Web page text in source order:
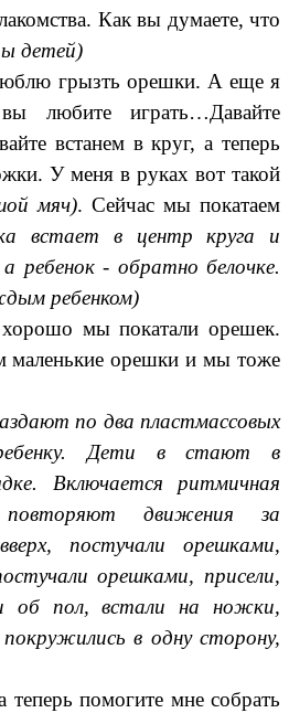
Как вы думаете, что
детей)
грызть орешки. А еще я
любите играть…Давайте
встанем в круг, а теперь
У меня в руках вот такой
мяч). Сейчас мы покатаем
встает в центр круга и
ребенок - обратно белочке.
ребенком)
мы покатали орешек.
маленькие орешки и мы тоже
по два пластмассовых
Дети в стают в
Включается ритмичная
движения за
постучали орешками,
орешками, присели,
об пол, встали на ножки,
покружились в одну сторону,
помогите мне собрать